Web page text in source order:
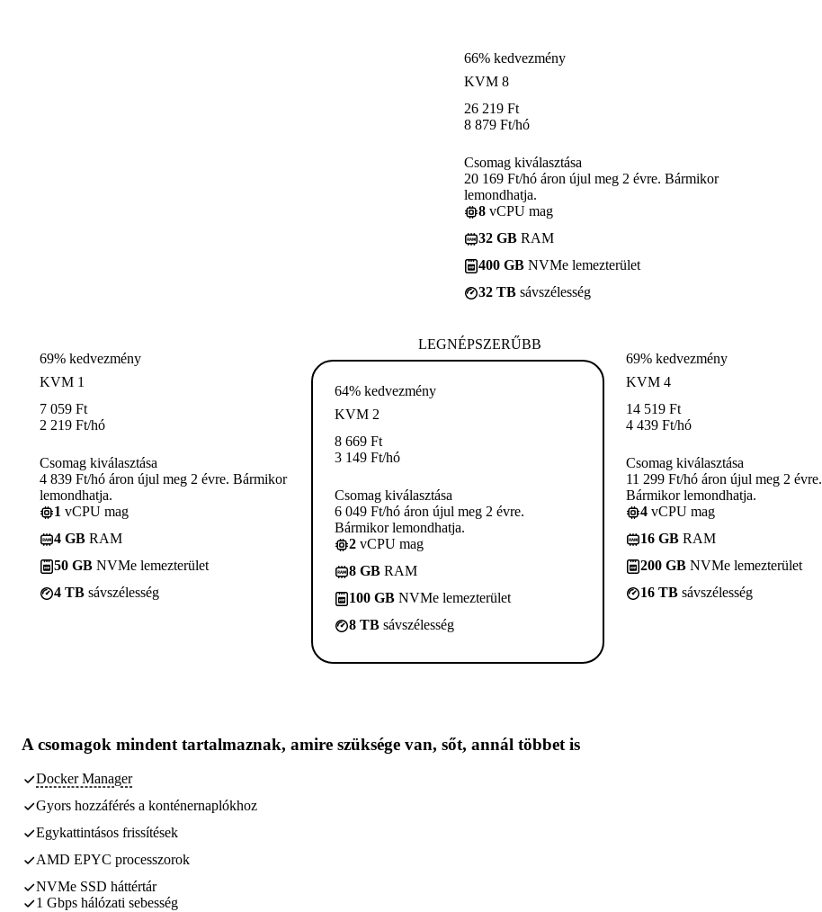
66% kedvezmény
KVM 8
26 219 Ft
8 879 Ft/hó
Csomag kiválasztása
20 169 Ft/hó áron újul meg 2 évre. Bármikor
lemondhatja.
8 vCPU mag
32 GB RAM
400 GB NVMe lemezterület
32 TB sávszélesség
69% kedvezmény
KVM 1
7 059 Ft
2 219 Ft/hó
Csomag kiválasztása
4 839 Ft/hó áron újul meg 2 évre. Bármikor
lemondhatja.
1 vCPU mag
4 GB RAM
50 GB NVMe lemezterület
4 TB sávszélesség
LEGNÉPSZERŰBB
64% kedvezmény
KVM 2
8 669 Ft
3 149 Ft/hó
Csomag kiválasztása
6 049 Ft/hó áron újul meg 2 évre.
Bármikor lemondhatja.
2 vCPU mag
8 GB RAM
100 GB NVMe lemezterület
8 TB sávszélesség
69% kedvezmény
KVM 4
14 519 Ft
4 439 Ft/hó
Csomag kiválasztása
11 299 Ft/hó áron újul meg 2 évre.
Bármikor lemondhatja.
4 vCPU mag
16 GB RAM
200 GB NVMe lemezterület
16 TB sávszélesség
A csomagok mindent tartalmaznak, amire szüksége van, sőt, annál többet is
Docker Manager
Gyors hozzáférés a konténernaplókhoz
Egykattintásos frissítések
AMD EPYC processzorok
NVMe SSD háttértár
1 Gbps hálózati sebesség